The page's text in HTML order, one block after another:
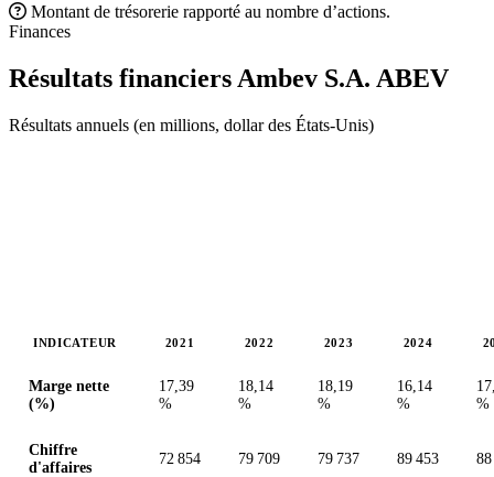
Montant de trésorerie rapporté au nombre d’actions.
Finances
Résultats financiers Ambev S.A. ABEV
Résultats annuels (en millions, dollar des États-Unis)
INDICATEUR 2021 2022 2023 2024
Marge nette
(%)
17,39
%
18,14
%
18,19
%
16,14
%
%
Chiffre
d'affaires
72 854 79 709 79 737 89 453